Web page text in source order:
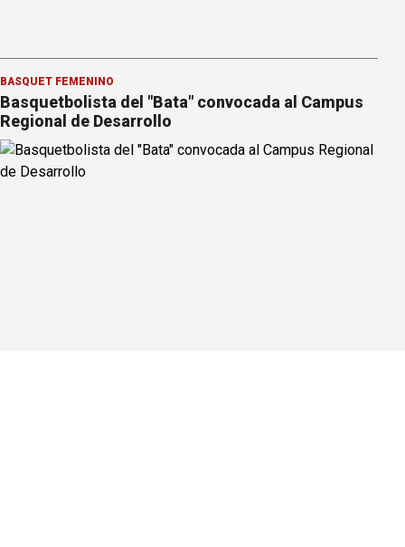
BÁSQUET FEMENINO
Basquetbolista del "Bata" convocada al Campus
Regional de Desarrollo